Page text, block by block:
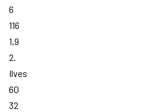
6
116
1,9
2.
Ilves
60
32